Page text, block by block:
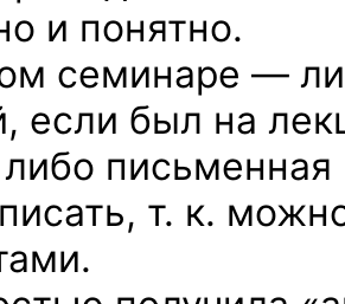
и понятно.
семинаре —
если был на
т. к.